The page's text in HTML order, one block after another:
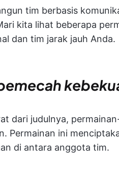
tim berbasis
kita lihat beberapa
dan tim jarak jauh Anda.
dari judulnya,
Permainan ini
di antara anggota tim.